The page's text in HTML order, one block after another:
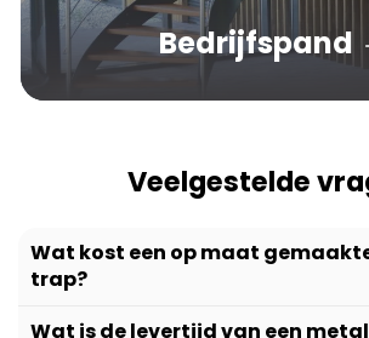
Bedrijfspand
Veelgestelde
Wat kost een op maat
trap?
Wat is de levertijd van een